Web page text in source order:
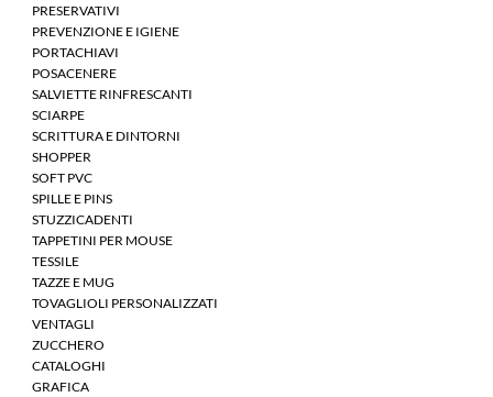
PRESERVATIVI
PREVENZIONE E IGIENE
PORTACHIAVI
POSACENERE
SALVIETTE RINFRESCANTI
SCIARPE
SCRITTURA E DINTORNI
SHOPPER
SOFT PVC
SPILLE E PINS
STUZZICADENTI
TAPPETINI PER MOUSE
TESSILE
TAZZE E MUG
TOVAGLIOLI PERSONALIZZATI
VENTAGLI
ZUCCHERO
CATALOGHI
GRAFICA